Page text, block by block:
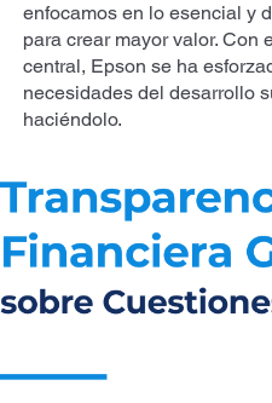
enfocamos en lo esencial y
para crear mayor valor. Con
central, Epson se ha
necesidades del desarrollo
haciéndolo.